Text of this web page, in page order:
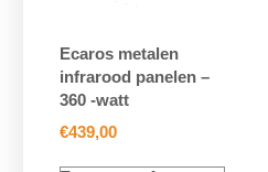
Ecaros metalen
infrarood panelen –
360 -watt
€439,00